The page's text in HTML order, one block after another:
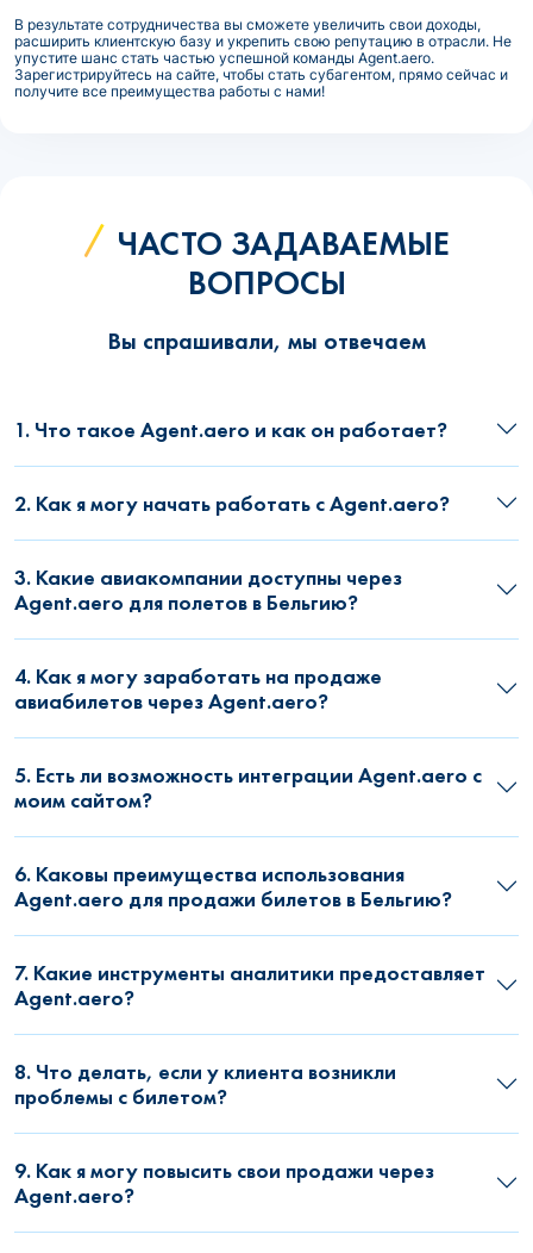
В результате сотрудничества вы сможете увеличить свои доходы,
расширить клиентскую базу и укрепить свою репутацию в отрасли. Не
упустите шанс стать частью успешной команды Agent.aero.
Зарегистрируйтесь на сайте, чтобы стать субагентом, прямо сейчас и
получите все преимущества работы с нами!
ЧАСТО ЗАДАВАЕМЫЕ
ВОПРОСЫ
Вы спрашивали, мы отвечаем
1. Что такое Agent.aero и как он работает?
2. Как я могу начать работать с Agent.aero?
3. Какие авиакомпании доступны через
Agent.aero для полетов в Бельгию?
4. Как я могу заработать на продаже
авиабилетов через Agent.aero?
5. Есть ли возможность интеграции Agent.aero с
моим сайтом?
6. Каковы преимущества использования
Agent.aero для продажи билетов в Бельгию?
7. Какие инструменты аналитики предоставляет
Agent.aero?
8. Что делать, если у клиента возникли
проблемы с билетом?
9. Как я могу повысить свои продажи через
Agent.aero?